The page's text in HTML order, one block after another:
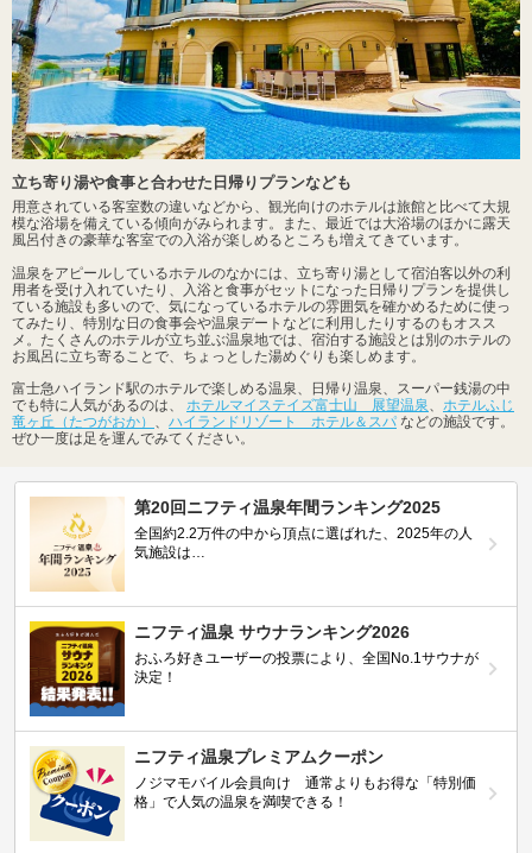
立ち寄り湯や食事と合わせた日帰りプランなども
用意されている客室数の違いなどから、観光向けのホテルは旅館と比べて大規
模な浴場を備えている傾向がみられます。また、最近では大浴場のほかに露天
風呂付きの豪華な客室での入浴が楽しめるところも増えてきています。
温泉をアピールしているホテルのなかには、立ち寄り湯として宿泊客以外の利
用者を受け入れていたり、入浴と食事がセットになった日帰りプランを提供し
ている施設も多いので、気になっているホテルの雰囲気を確かめるために使っ
てみたり、特別な日の食事会や温泉デートなどに利用したりするのもオスス
メ。たくさんのホテルが立ち並ぶ温泉地では、宿泊する施設とは別のホテルの
お風呂に立ち寄ることで、ちょっとした湯めぐりも楽しめます。
富士急ハイランド駅のホテルで楽しめる温泉、日帰り温泉、スーパー銭湯の中
でも特に人気があるのは、 ホテルマイステイズ富士山 展望温泉
ホテルふじ
竜ヶ丘（たつがおか）
ハイランドリゾート ホテル＆スパ などの施設です。
ぜひ一度は足を運んでみてください。
第20回ニフティ温泉年間ランキング2025
全国約2.2万件の中から頂点に選ばれた、2025年の人
気施設は…
ニフティ温泉 サウナランキング2026
おふろ好きユーザーの投票により、全国No.1サウナが
決定！
ニフティ温泉プレミアムクーポン
ノジマモバイル会員向け 通常よりもお得な「特別価
格」で人気の温泉を満喫できる！